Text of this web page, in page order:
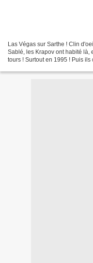
Las Végas sur Sarthe ! Clin
Sablé, les Krapov ont habité là,
tours ! Surtout en 1995 ! Puis ils